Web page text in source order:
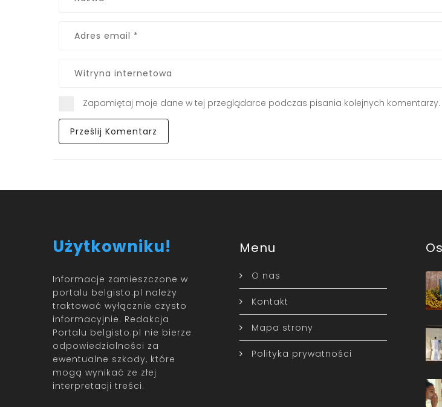
Zapamiętaj moje dane w tej przeglądarce podczas pisania kolejnych komentarzy.
Użytkowniku!
Informacje zamieszczone w
portalu belgisto.pl należy
traktować wyłącznie czysto
informacyjnie. Redakcja
Portalu belgisto.pl nie bierze
odpowiedzialności za
ewentualne szkody, które
mogą wynikać ze złej
interpretacji treści.
Menu
O nas
Kontakt
Mapa strony
Polityka prywatności